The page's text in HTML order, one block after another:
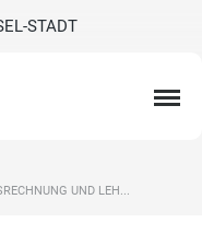
STADT
UND LEH...